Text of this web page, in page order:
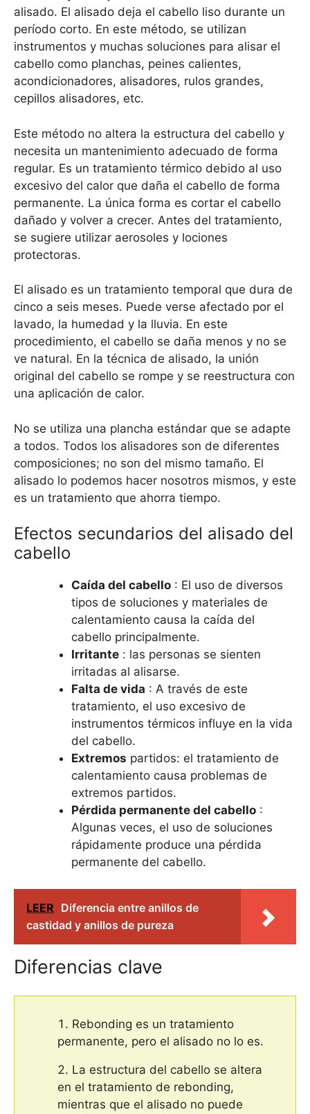
alisado. El alisado deja el cabello liso durante un
período corto. En este método, se utilizan
instrumentos y muchas soluciones para alisar el
cabello como planchas, peines calientes,
acondicionadores, alisadores, rulos grandes,
cepillos alisadores, etc.
Este método no altera la estructura del cabello y
necesita un mantenimiento adecuado de forma
regular. Es un tratamiento térmico debido al uso
excesivo del calor que daña el cabello de forma
permanente. La única forma es cortar el cabello
dañado y volver a crecer. Antes del tratamiento,
se sugiere utilizar aerosoles y lociones
protectoras.
El alisado es un tratamiento temporal que dura de
cinco a seis meses. Puede verse afectado por el
lavado, la humedad y la lluvia. En este
procedimiento, el cabello se daña menos y no se
ve natural. En la técnica de alisado, la unión
original del cabello se rompe y se reestructura con
una aplicación de calor.
No se utiliza una plancha estándar que se adapte
a todos. Todos los alisadores son de diferentes
composiciones; no son del mismo tamaño. El
alisado lo podemos hacer nosotros mismos, y este
es un tratamiento que ahorra tiempo.
Efectos secundarios del alisado del
cabello
Caída del cabello : El uso de diversos
tipos de soluciones y materiales de
calentamiento causa la caída del
cabello principalmente.
Irritante : las personas se sienten
irritadas al alisarse.
Falta de vida : A través de este
tratamiento, el uso excesivo de
instrumentos térmicos influye en la vida
del cabello.
Extremos partidos: el tratamiento de
calentamiento causa problemas de
extremos partidos.
Pérdida permanente del cabello :
Algunas veces, el uso de soluciones
rápidamente produce una pérdida
permanente del cabello.
LEER Diferencia entre anillos de
castidad y anillos de pureza
Diferencias clave
Rebonding es un tratamiento
permanente, pero el alisado no lo es.
La estructura del cabello se altera
en el tratamiento de rebonding,
mientras que el alisado no puede